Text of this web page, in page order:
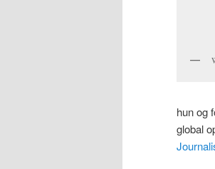
hun og
global